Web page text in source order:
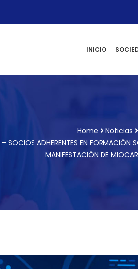
INICIO
Home
Noticias
– SOCIOS ADHERENTES EN
MANIFESTACIÓN DE